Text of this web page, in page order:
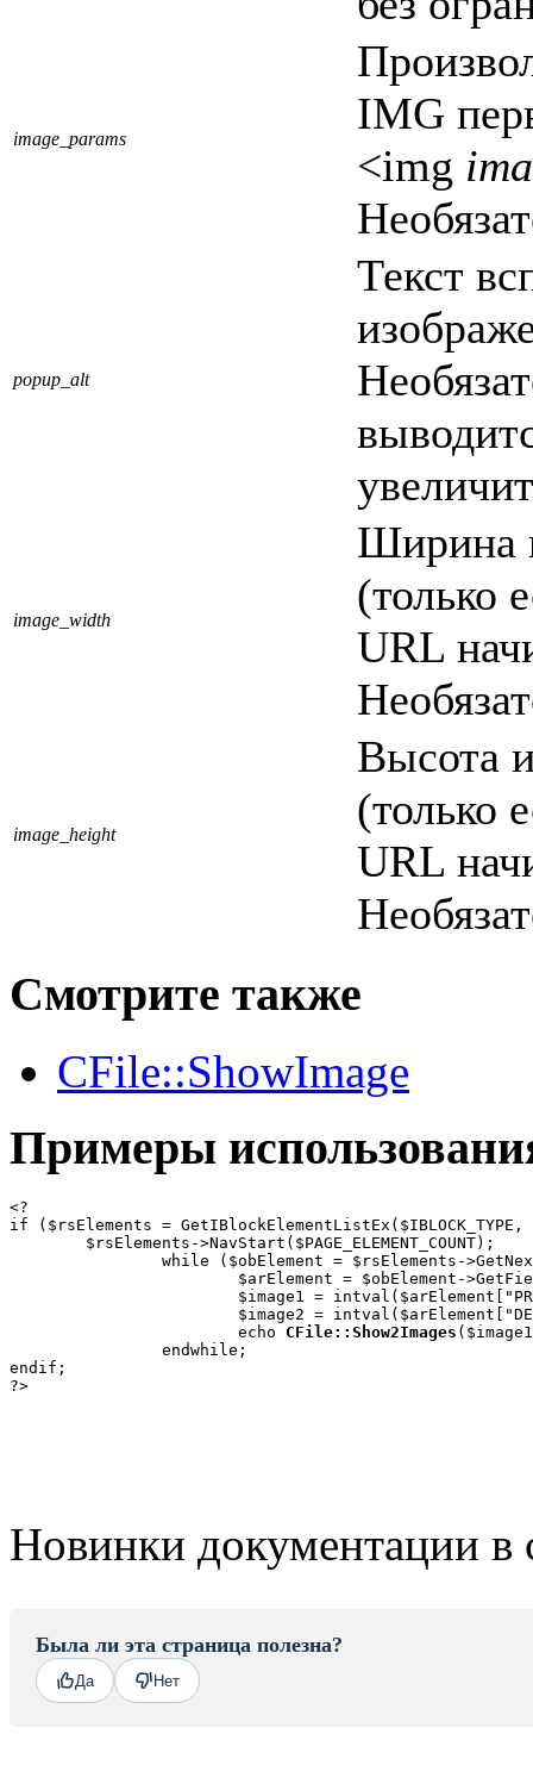
image_params
IMG
<img
popup_alt
Текст
image_width
Ширина
(только
URL
image_height
Высота
(только
URL
Смотрите также
CFile::ShowImage
Примеры
<?
if ($rsElements = GetIBlockElementListEx($IBLOCK_TYPE,
			echo
CFile::Show2Images
endif;
?>
Новинки документации в
Была ли эта страница полезна?
Да Нет